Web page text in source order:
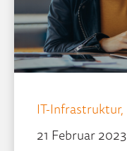
IT-Infrastruktur,
21 Februar 2023